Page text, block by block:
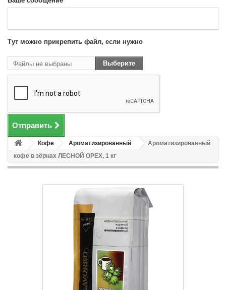
Тут можно прикрепить файл, если нужно
Файлы не выбраны
Выберите
файл
Отправить
Кофе Ароматизированный
Ароматизированный
кофе в зёрнах ЛЕСНОЙ ОРЕХ, 1 кг